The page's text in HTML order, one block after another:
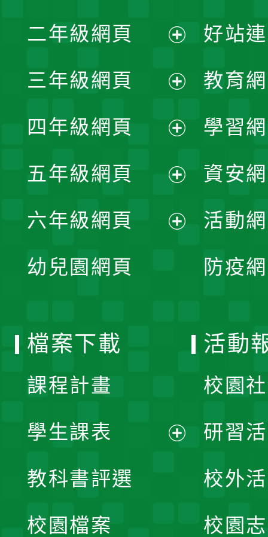
開
選
單
二年級網頁
開
選
單
三年級網頁
開
選
單
四年級網頁
開
選
五年級網頁
開
六年級網頁
幼兒園網頁
好站
教育
學習
資安
活動
防疫
檔案下載
課程計畫
學生課表
教科書評選
校園檔案
活動
校園
研習
校外
校園